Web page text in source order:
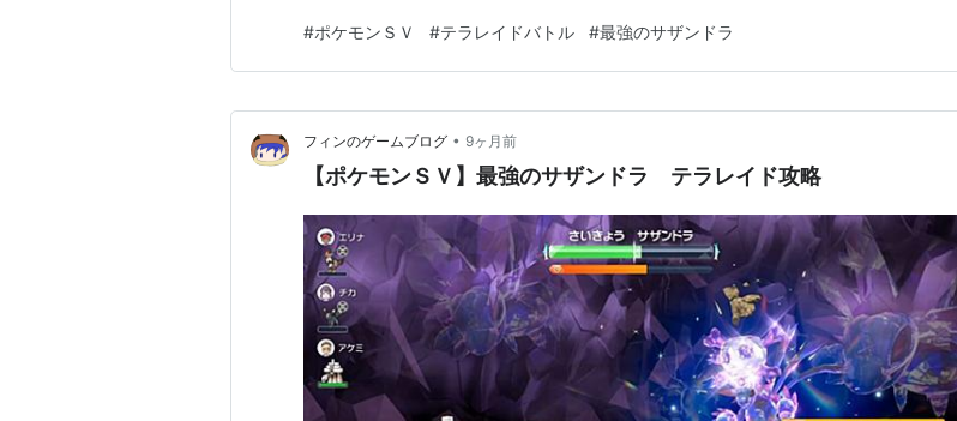
１２月 １日(月曜日)８時５９分サザンドラに続き６００族レイドが開催。 １回目はヌ
メルゴ…
#ポケモンＳＶ #テラレイドバトル #最強のサザンドラ
フィンのゲームブログ • 9ヶ月前
【ポケモンＳＶ】最強のサザンドラ テラレイド攻略